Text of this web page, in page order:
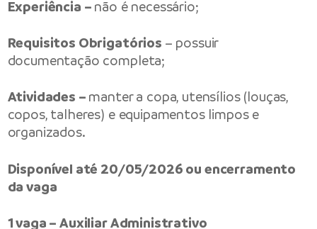
Experiência – não é necessário;
Requisitos Obrigatórios – possuir
documentação completa;
Atividades – manter a copa, utensílios (louças,
copos, talheres) e equipamentos limpos e
organizados.
Disponível até 20/05/2026 ou encerramento
da vaga
1 vaga – Auxiliar Administrativo